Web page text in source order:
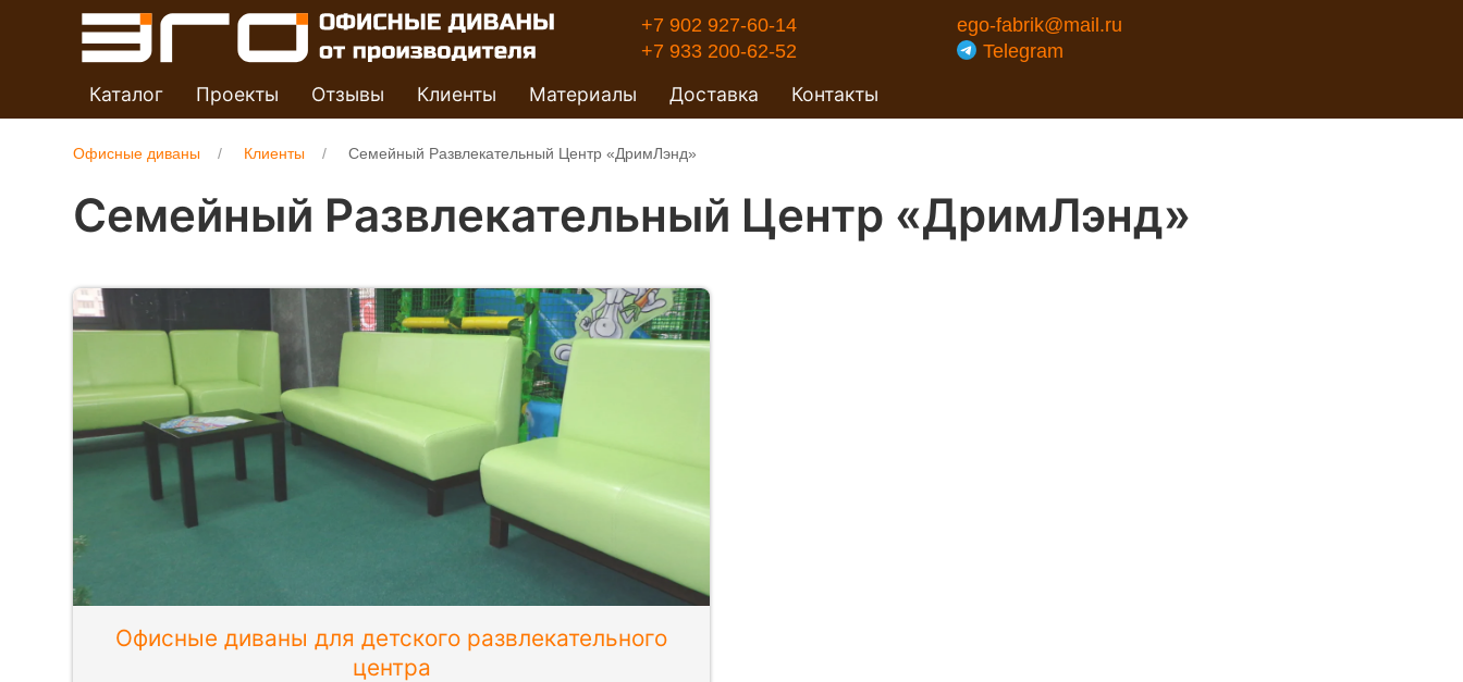
+7 902 927-60-14
+7 933 200-62-52
ego-fabrik@mail.ru
Telegram
Каталог Проекты Отзывы Клиенты Материалы Доставка Контакты
Офисные диваны Клиенты Семейный Развлекательный Центр «ДримЛэнд»
Семейный Развлекательный Центр «ДримЛэнд»
Офисные диваны для детского развлекательного
центра